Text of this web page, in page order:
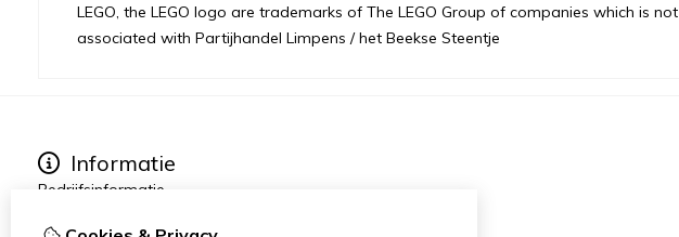
LEGO, the LEGO logo are trademarks of The LEGO Group of companies which is not
associated with Partijhandel Limpens / het Beekse Steentje
Informatie
Bedrijfsinformatie